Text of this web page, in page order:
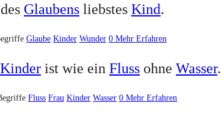
Glaubens liebstes Kind.
Glaube Kinder Wunder 0 Mehr Erfahren
Kinder ist wie ein Fluss ohne Wasser.
Fluss Frau Kinder Wasser 0 Mehr Erfahren